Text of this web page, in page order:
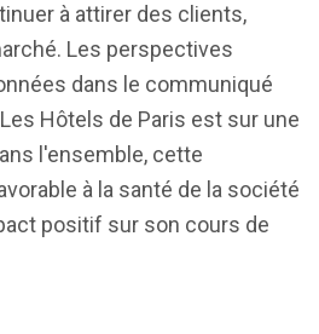
à attirer des clients,
Les perspectives
dans le communiqué
Hôtels de Paris est sur une
l'ensemble, cette
à la santé de la société
positif sur son cours de